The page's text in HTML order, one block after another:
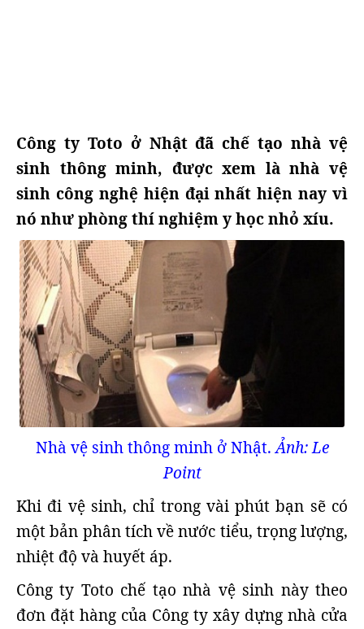
Công ty Toto ở Nhật đã chế tạo nhà vệ
sinh thông minh, được xem là nhà vệ
sinh công nghệ hiện đại nhất hiện nay vì
nó như phòng thí nghiệm y học nhỏ xíu.
Nhà vệ sinh thông minh ở Nhật.Ảnh: Le
Point
Khi đi vệ sinh, chỉ trong vài phút bạn sẽ có
một bản phân tích về nước tiểu, trọng lượng,
nhiệt độ và huyết áp.
Công ty Toto chế tạo nhà vệ sinh này theo
đơn đặt hàng của Công ty xây dựng nhà cửa